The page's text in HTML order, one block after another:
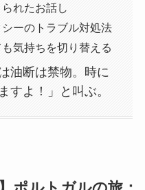
れたお話し
ーのトラブル対処法
気持ちを切り替える
油断は禁物。時に
すよ！」と叫ぶ。